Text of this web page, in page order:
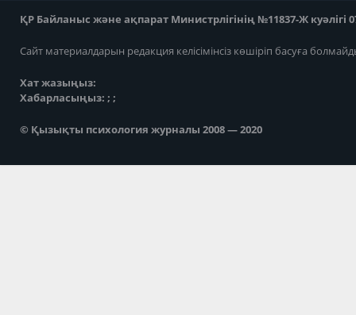
ҚР Байланыс және ақпарат Министрлігінің №11837-Ж куәлігі
Сайт материалдарын редакция келісімінсіз көшіріп басуға
Хат жазыңыз:
Хабарласыңыз: ; ;
© Қызықты психология журналы 2008 — 2020